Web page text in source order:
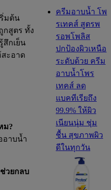
มต้น
กสูตร ทั้ง
สึกเย็น
ะอาด
ม?
อาบน้ำ
วยกลบ
ครีมอาบน้ำ โพ
รเทคส์ สูตรพ
รอพโพลิส
ปกป้องผิวเหนือ
ระดับด้วย ครีม
อาบน้ำโพร
เทคส์ ลด
แบคทีเรียถึง
99.9% ให้ผิว
เนียนนุ่ม ชุ่ม
ชื้น สุขภาพผิว
ดีในทุกวัน